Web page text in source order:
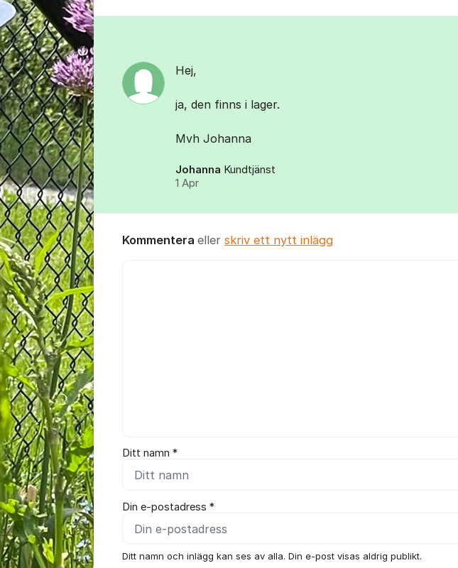
Hej,
ja, den finns i lager.
Mvh Johanna
Johanna Kundtjänst
1 Apr
Kommentera eller skriv ett nytt inlägg
Ditt namn *
Din e-postadress *
Ditt namn och inlägg kan ses av alla. Din e-post visas aldrig publikt.